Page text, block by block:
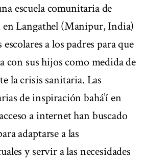
escuela comunitaria de
en Langathel (Manipur, India)
a los padres para que
con sus hijos como medida de
la crisis sanitaria. Las
de inspiración bahá’í en
a internet han buscado
adaptarse a las
y servir a las necesidades